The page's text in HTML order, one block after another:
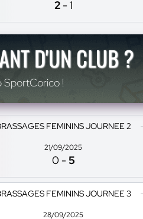
2 -1
D'UN CLUB ?
SportCorico !
FEMININS JOURNEE 2
21/09/2025
0 -5
FEMININS JOURNEE 3
28/09/2025